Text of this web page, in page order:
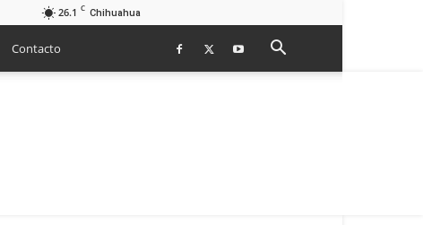
26.1 C Chihuahua
Contacto